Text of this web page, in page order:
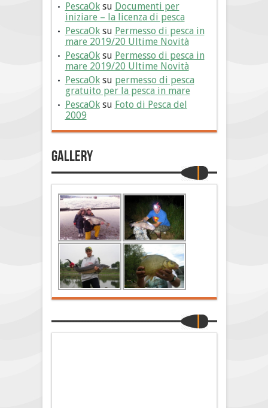
PescaOksu Documenti per
iniziare – la licenza di pesca
PescaOksu Permesso di pesca in
mare 2019/20 Ultime Novità
PescaOksu Permesso di pesca in
mare 2019/20 Ultime Novità
PescaOksu permesso di pesca
gratuito per la pesca in mare
PescaOksu Foto di Pesca del
2009
Gallery